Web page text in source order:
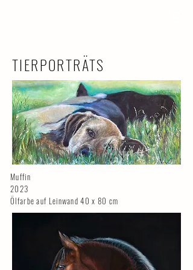
TIERPORTRÄTS
Muffin
2023
Ölfarbe auf Leinwand 40 x 80 cm